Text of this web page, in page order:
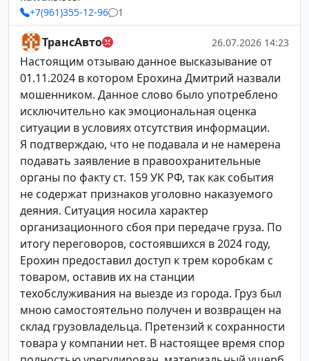
+7(961)355-12-96 1
ТрансАвто 26.07.2026 14:23
Настоящим отзываю данное высказывание от
01.11.2024 в котором Ерохина Дмитрий назвали
мошенником. Данное слово было употреблено
исключительно как эмоциональная оценка
ситуации в условиях отсутствия информации.
Я подтверждаю, что не подавала и не намерена
подавать заявление в правоохранительные
органы по факту ст. 159 УК РФ, так как события
не содержат признаков уголовно наказуемого
деяния. Ситуация носила характер
организационного сбоя при передаче груза. По
итогу переговоров, состоявшихся в 2024 году,
Ерохин предоставил доступ к трем коробкам с
товаром, оставив их на станции
техобслуживания на выезде из города. Груз был
мною самостоятельно получен и возвращен на
склад грузовладельца. Претензий к сохранности
товара у компании нет. В настоящее время спор